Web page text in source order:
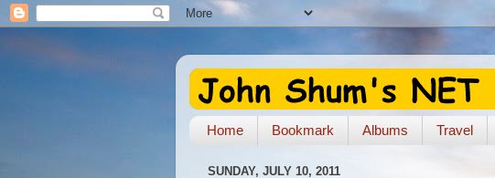
Home Bookmark Albums Travel
SUNDAY, JULY 10, 2011